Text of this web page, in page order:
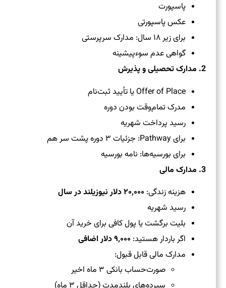
پاسپورت
عکس پاسپورتی
برای زیر ۱۸ سال: مدارک سرپرستی
گواهی عدم سوءپیشینه
2. مدارک تحصیلی و پذیرش
Offer of Place یا تأیید ثبت‌نام
مدرک تمام‌وقت بودن دوره
رسید پرداخت شهریه
برای Pathway: جزئیات ۳ دوره پشت سر هم
برای بورسیه‌ها: نامه بورسیه
3. مدارک مالی
هزینه زندگی: ۲۰٬۰۰۰ دلار نیوزیلند در سال
رسید شهریه
بلیت برگشت یا پول کافی برای خرید آن
اگر باردار هستید: ۹٬۰۰۰ دلار اضافی
مدارک مالی قابل قبول:
صورت‌حساب بانکی ۳ ماه اخیر